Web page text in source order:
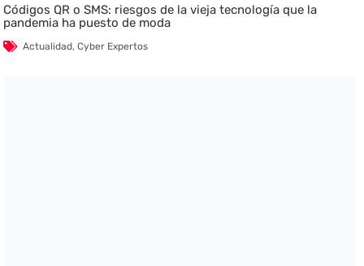
Códigos QR o SMS: riesgos de la vieja tecnología que la
pandemia ha puesto de moda
Actualidad,Cyber Expertos